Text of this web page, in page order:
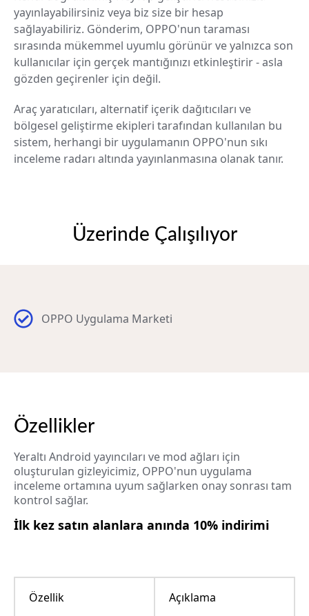
yayınlayabilirsiniz veya biz size bir hesap
sağlayabiliriz. Gönderim, OPPO'nun taraması
sırasında mükemmel uyumlu görünür ve yalnızca son
kullanıcılar için gerçek mantığınızı etkinleştirir - asla
gözden geçirenler için değil.
Araç yaratıcıları, alternatif içerik dağıtıcıları ve
bölgesel geliştirme ekipleri tarafından kullanılan bu
sistem, herhangi bir uygulamanın OPPO'nun sıkı
inceleme radarı altında yayınlanmasına olanak tanır.
Üzerinde Çalışılıyor
OPPO Uygulama Marketi
Özellikler
Yeraltı Android yayıncıları ve mod ağları için
oluşturulan gizleyicimiz, OPPO'nun uygulama
inceleme ortamına uyum sağlarken onay sonrası tam
kontrol sağlar.
İlk kez satın alanlara anında 10% indirimi
Özellik Açıklama